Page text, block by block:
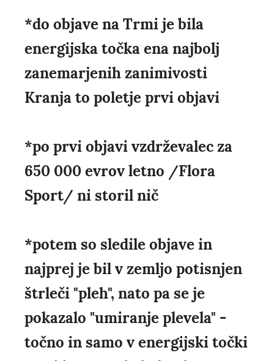
*do objave na Trmi je bila
energijska točka ena najbolj
zanemarjenih zanimivosti
Kranja to poletje prvi objavi
*po prvi objavi vzdrževalec za
650 000 evrov letno /Flora
Sport/ ni storil nič
*potem so sledile objave in
najprej je bil v zemljo potisnjen
štrleči "pleh", nato pa se je
pokazalo "umiranje plevela" -
točno in samo v energijski točki